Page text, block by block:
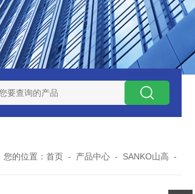
AGB-K-0.4-C01-Q69全新！！TORAY东丽
您的位置： 首页 - 产品中心 - SANKO山高 -